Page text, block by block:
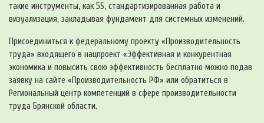
такие инструменты, как 5S, стандартизированная работа и
визуализация, закладывая фундамент для системных изменений.
Присоединиться к федеральному проекту «Производительность
труда» входящего в нацпроект «Эффективная и конкурентная
экономика и повысить свою эффективность бесплатно можно подав
заявку на сайте «Производительность РФ» или обратиться в
Региональный центр компетенций в сфере производительности
труда Брянской области.